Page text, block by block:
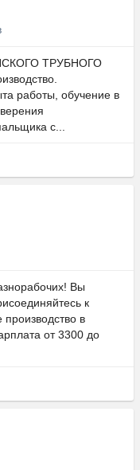
ТРУБНОГО
работы, обучение в
с...
Вы
к
в
от 3300 до